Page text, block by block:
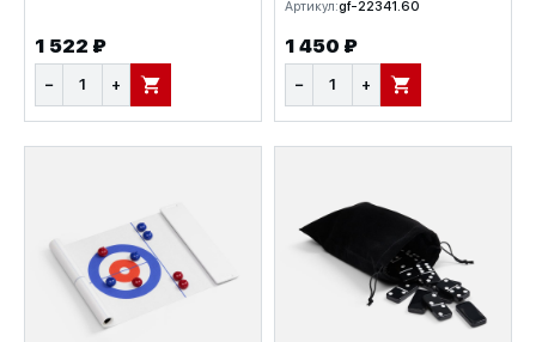
1 522 ₽
− + В КОРЗИНУ
Артикул:gf-22341.60
1 450 ₽
− + В КОРЗИНУ